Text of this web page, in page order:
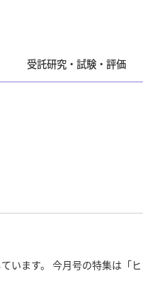
受託研究・試験・評価
ます。 今月号の特集は「ヒ